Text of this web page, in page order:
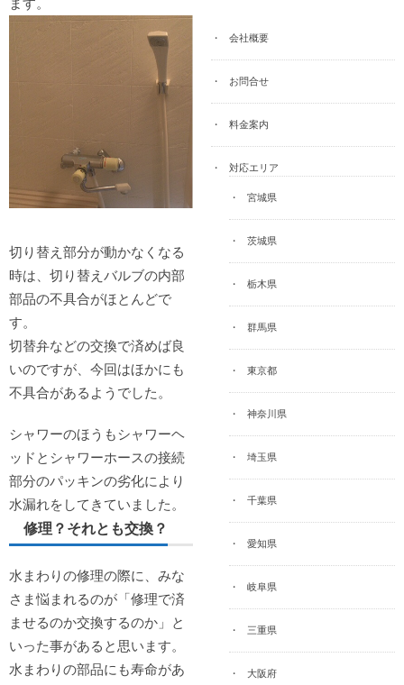
切り替え部分が動かなくなる
時は、切り替えバルブの内部
部品の不具合がほとんどで
す。
切替弁などの交換で済めば良
いのですが、今回はほかにも
不具合があるようでした。
シャワーのほうもシャワーヘ
ッドとシャワーホースの接続
部分のパッキンの劣化により
水漏れをしてきていました。
修理？それとも交換？
水まわりの修理の際に、みな
さま悩まれるのが「修理で済
ませるのか交換するのか」と
いった事があると思います。
水まわりの部品にも寿命があ
会社概要
お問合せ
料金案内
対応エリア
宮城県
茨城県
栃木県
群馬県
東京都
神奈川県
埼玉県
千葉県
愛知県
岐阜県
三重県
大阪府